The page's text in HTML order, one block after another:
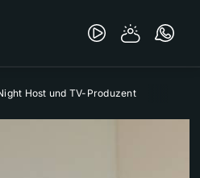
Host und TV-Produzent